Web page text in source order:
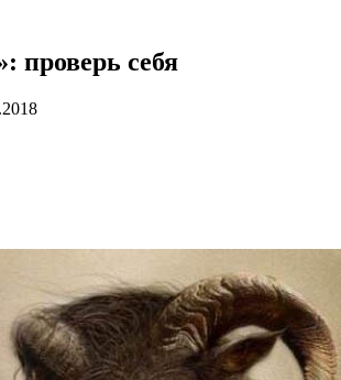
проверь себя